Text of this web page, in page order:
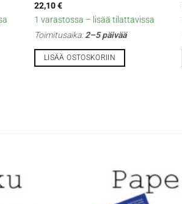
22,10€
1 varastossa – lisää tilattavissa
Toimitusaika:2–5 päivää
LISÄÄ OSTOSKORIIN